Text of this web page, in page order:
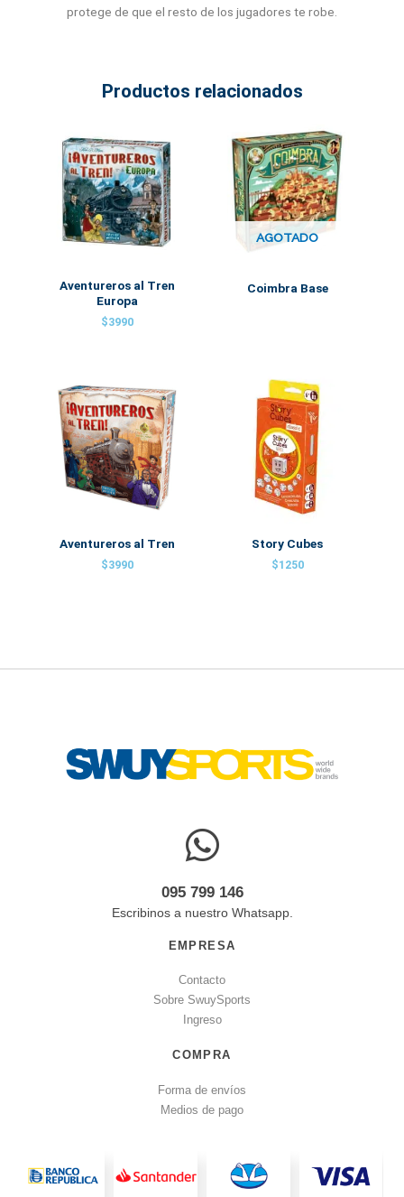
protege de que el resto de los jugadores te robe.
Productos relacionados
Aventureros al Tren
Europa
$3990
AGOTADO
Coimbra Base
Aventureros al Tren
$3990
Story Cubes
$1250
095 799 146
Escribinos a nuestro Whatsapp.
EMPRESA
Contacto
Sobre SwuySports
Ingreso
COMPRA
Forma de envíos
Medios de pago